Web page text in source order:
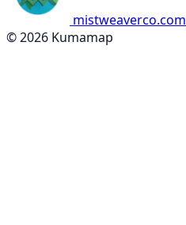
mistweaverco.com
© 2026 Kumamap